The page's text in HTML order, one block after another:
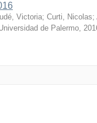
Victoria; Curti, Nicolas;
de Palermo,